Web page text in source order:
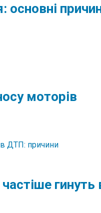
основні
моторів